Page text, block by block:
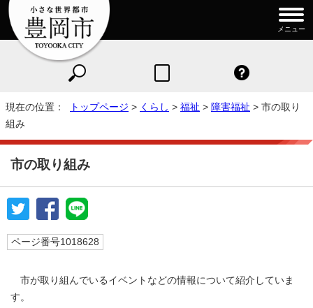
メニュー
現在の位置： トップページ > くらし > 福祉 > 障害福祉 > 市の取り
組み
市の取り組み
ページ番号1018628
市が取り組んでいるイベントなどの情報について紹介していま
す。